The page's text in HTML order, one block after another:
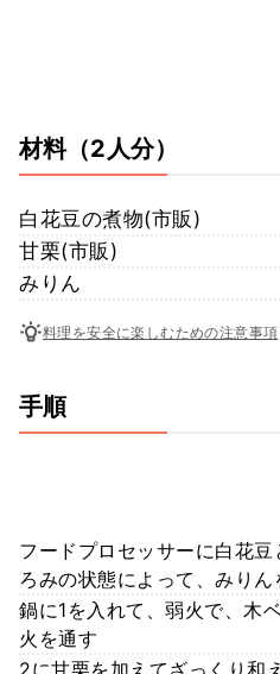
材料（2人分）
白花豆の煮物(市販)
甘栗(市販)
みりん
料理を安全に楽しむための注意事項
手順
フードプロセッサーに白花
ろみの状態によって、みり
鍋に1を入れて、弱火で、木
火を通す